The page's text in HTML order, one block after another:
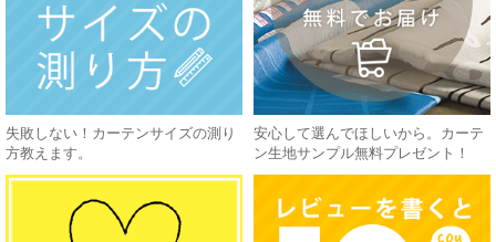
失敗しない！カーテンサイズの測り
方教えます。
安心して選んでほしいから。カーテ
ン生地サンプル無料プレゼント！